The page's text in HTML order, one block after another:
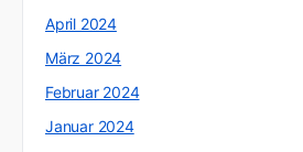
April 2024
März 2024
Februar 2024
Januar 2024